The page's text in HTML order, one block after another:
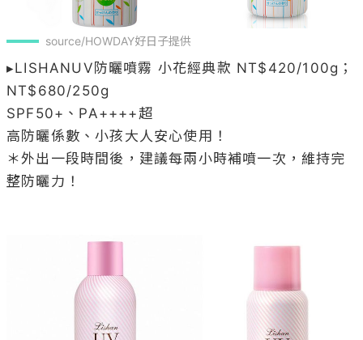
source/HOWDAY好日子提供
▸LISHANUV防曬噴霧 小花經典款 NT$420/100g；
NT$680/250g
SPF50+、PA++++超
高防曬係數、小孩大人安心使用！
＊外出一段時間後，建議每兩小時補噴一次，維持完
整防曬力！